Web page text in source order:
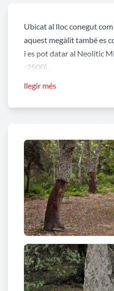
Ubicat al lloc conegut com
aquest megàlit també es
i es pot datar al Neolític
-2500).
antiga llegenda. Conta la
perquè faltava una pedra.
pedra estava a Maçanet i
d’aleshores també fou
diable.
Hi ha una altra versió de
tots els Diables de
reunir amb un únic
nit un pont sobre el riu
de Ceret. Tot i treballar
protecció d’una intensa
llegir més